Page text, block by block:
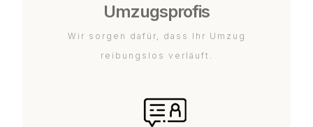
Umzugsprofis
Wir sorgen dafür, dass Ihr Umzug
reibungslos verläuft.